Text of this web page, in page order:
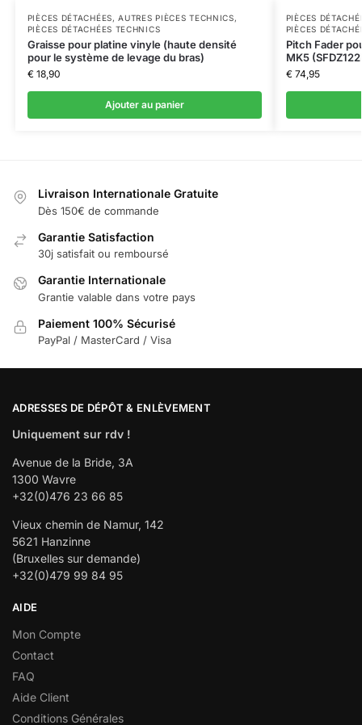
PIÈCES DÉTACHÉES,AUTRES PIÈCES TECHNICS,
PIÈCES DÉTACHÉES TECHNICS
Graisse pour platine vinyle (haute densité
pour le système de levage du bras)
€18,90
Ajouter au panier
PIÈCES
PIÈCES
Pitch Fader
MK5
€74,95
Livraison Internationale Gratuite
Dès 150€ de commande
Garantie Satisfaction
30j satisfait ou remboursé
Garantie Internationale
Grantie valable dans votre pays
Paiement 100% Sécurisé
PayPal / MasterCard / Visa
ADRESSES DE DÉPÔT & ENLÈVEMENT
Uniquement sur rdv !
Avenue de la Bride, 3A
1300 Wavre
+32(0)476 23 66 85
Vieux chemin de Namur, 142
5621 Hanzinne
(Bruxelles sur demande)
+32(0)479 99 84 95
AIDE
Mon Compte
Contact
FAQ
Aide Client
Conditions Générales